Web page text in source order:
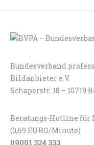
Bundesverband
Bildanbieter e.V.
Schaperstr. 18 – 10719
Beratungs-Hotline
(0,69 EURO/Minute)
09001 324 333